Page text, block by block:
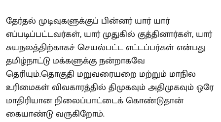
தேர்தல் முடிவுகளுக்குப் பின்னர் யார் யார்
எப்படிப்பட்டவர்கள், யார் முதுகில் குத்தினார்கள், யார்
சுயநலத்திற்காகச் செயல்பட்ட எட்டப்பர்கள் என்பது
தமிழ்நாட்டு மக்களுக்கு நன்றாகவே
தெரியும்.தொகுதி மறுவரையறை மற்றும் மாநில
உரிமைகள் விவகாரத்தில் திமுகவும் அதிமுகவும் ஒரே
மாதிரியான நிலைப்பாட்டைக் கொண்டுதான்
கையாண்டு வருகிறோம்.